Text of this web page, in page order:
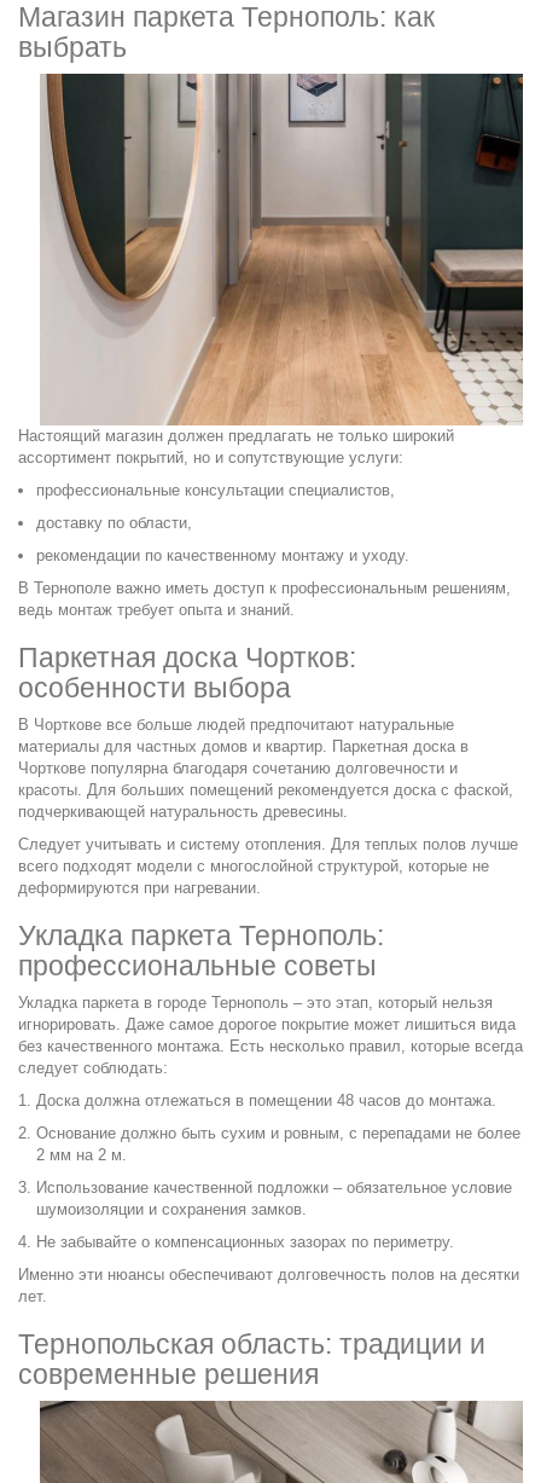
Магазин паркета Тернополь: как
выбрать
Настоящий магазин должен предлагать не только широкий
ассортимент покрытий, но и сопутствующие услуги:
профессиональные консультации специалистов,
доставку по области,
рекомендации по качественному монтажу и уходу.
В Тернополе важно иметь доступ к профессиональным решениям,
ведь монтаж требует опыта и знаний.
Паркетная доска Чортков:
особенности выбора
В Чорткове все больше людей предпочитают натуральные
материалы для частных домов и квартир. Паркетная доска в
Чорткове популярна благодаря сочетанию долговечности и
красоты. Для больших помещений рекомендуется доска с фаской,
подчеркивающей натуральность древесины.
Следует учитывать и систему отопления. Для теплых полов лучше
всего подходят модели с многослойной структурой, которые не
деформируются при нагревании.
Укладка паркета Тернополь:
профессиональные советы
Укладка паркета в городе Тернополь – это этап, который нельзя
игнорировать. Даже самое дорогое покрытие может лишиться вида
без качественного монтажа. Есть несколько правил, которые всегда
следует соблюдать:
Доска должна отлежаться в помещении 48 часов до монтажа.
Основание должно быть сухим и ровным, с перепадами не более
2 мм на 2 м.
Использование качественной подложки – обязательное условие
шумоизоляции и сохранения замков.
Не забывайте о компенсационных зазорах по периметру.
Именно эти нюансы обеспечивают долговечность полов на десятки
лет.
Тернопольская область: традиции и
современные решения